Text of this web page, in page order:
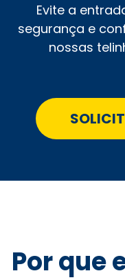
Evite a
segurança e
nossas
Por que